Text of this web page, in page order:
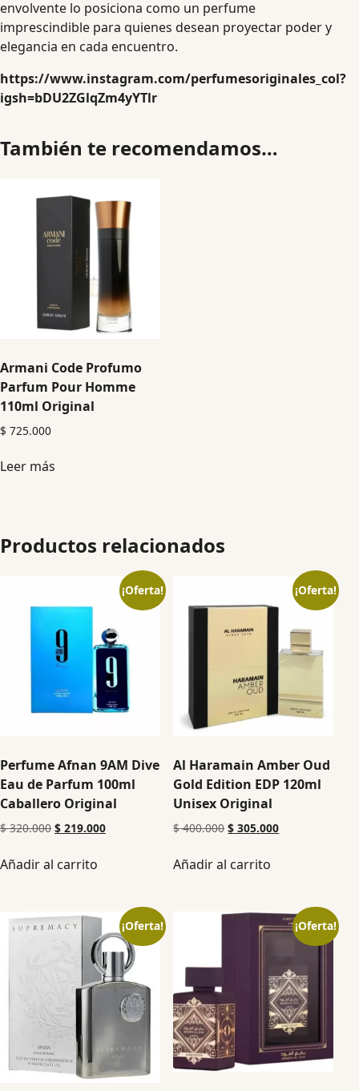
envolvente lo posiciona como un perfume
imprescindible para quienes desean proyectar poder y
elegancia en cada encuentro.
https://www.instagram.com/perfumesoriginales_col?
igsh=bDU2ZGlqZm4yYTlr
También te recomendamos…
Armani Code Profumo
Parfum Pour Homme
110ml Original
$ 725.000
Leer más
Productos relacionados
¡Oferta!
Perfume Afnan 9AM Dive
Eau de Parfum 100ml
Caballero Original
$320.000 $ 219.000
Añadir al carrito
¡Oferta!
Al Haramain Amber Oud
Gold Edition EDP 120ml
Unisex Original
$400.000 $ 305.000
Añadir al carrito
¡Oferta! ¡Oferta!